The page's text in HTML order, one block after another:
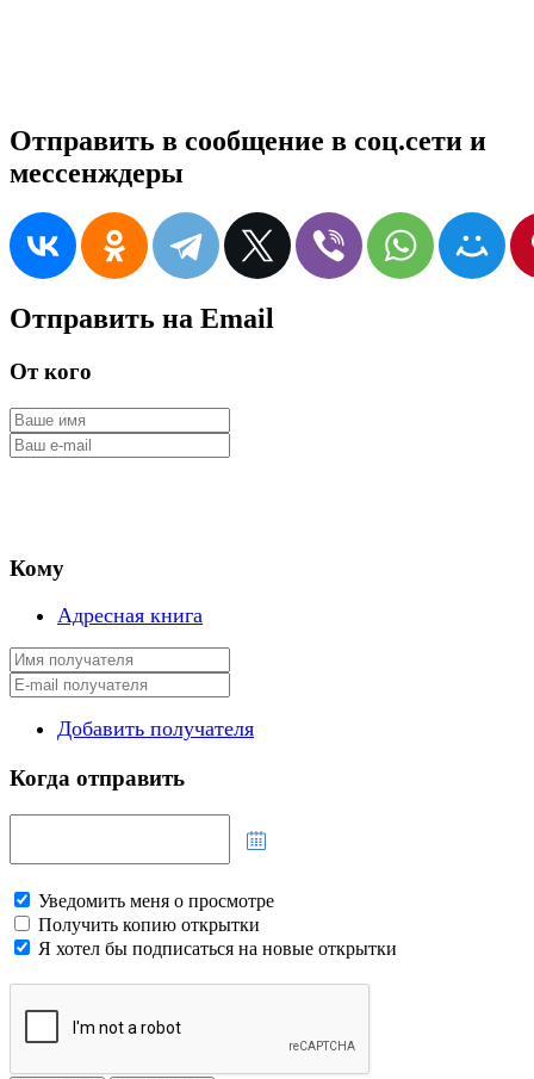
Отправить в сообщение в соц.сети и
мессенждеры
Отправить на Email
От кого
Кому
Адресная книга
Добавить получателя
Когда отправить
Уведомить меня о просмотре
Получить копию открытки
Я хотел бы подписаться на новые открытки